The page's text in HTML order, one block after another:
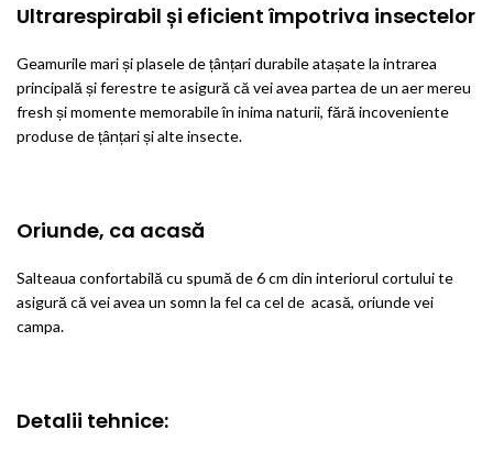
Ultrarespirabil și eficient împotriva insectelor
Geamurile mari și plasele de țânțari durabile atașate la intrarea
principală și ferestre te asigură că vei avea partea de un aer mereu
fresh și momente memorabile în inima naturii, fără incoveniente
produse de țânțari și alte insecte.
Oriunde, ca acasă
Salteaua confortabilă cu spumă de 6 cm din interiorul cortului te
asigură că vei avea un somn la fel ca cel de acasă, oriunde vei
campa.
Detalii tehnice: